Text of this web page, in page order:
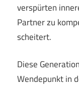
verspürten
Partner zu
scheitert.
Diese
Wendepunkt in